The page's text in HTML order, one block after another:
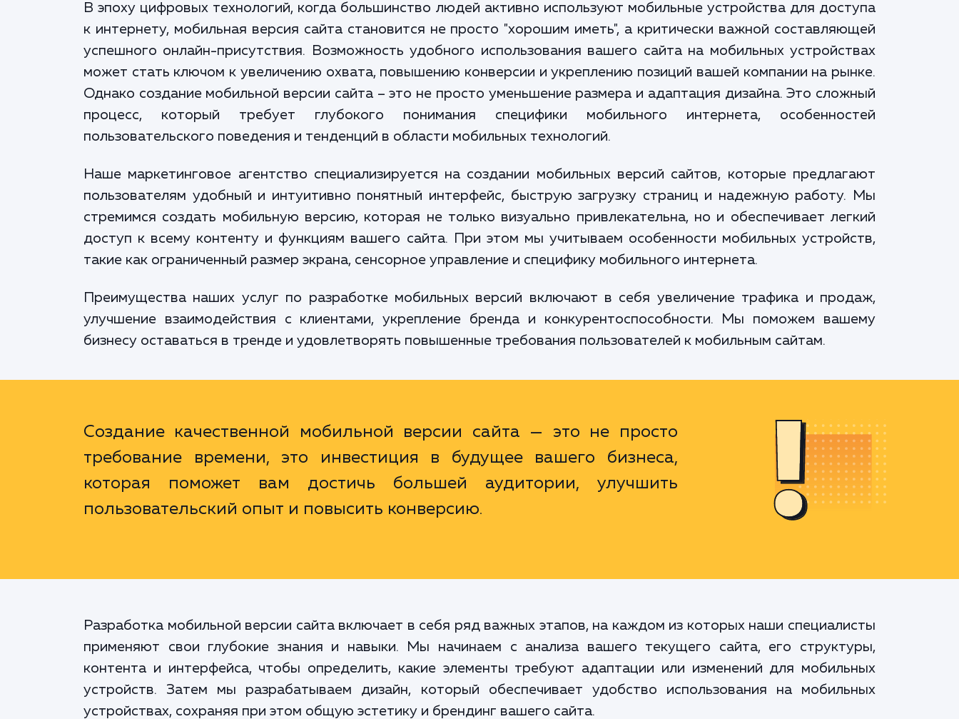
В эпоху цифровых технологий, когда большинство людей активно используют мобильные устройства для доступа
к интернету, мобильная версия сайта становится не просто "хорошим иметь", а критически важной составляющей
успешного онлайн-присутствия. Возможность удобного использования вашего сайта на мобильных устройствах
может стать ключом к увеличению охвата, повышению конверсии и укреплению позиций вашей компании на рынке.
Однако создание мобильной версии сайта – это не просто уменьшение размера и адаптация дизайна. Это сложный
процесс, который требует глубокого понимания специфики мобильного интернета, особенностей
пользовательского поведения и тенденций в области мобильных технологий.
Наше маркетинговое агентство специализируется на создании мобильных версий сайтов, которые предлагают
пользователям удобный и интуитивно понятный интерфейс, быструю загрузку страниц и надежную работу. Мы
стремимся создать мобильную версию, которая не только визуально привлекательна, но и обеспечивает легкий
доступ к всему контенту и функциям вашего сайта. При этом мы учитываем особенности мобильных устройств,
такие как ограниченный размер экрана, сенсорное управление и специфику мобильного интернета.
Преимущества наших услуг по разработке мобильных версий включают в себя увеличение трафика и продаж,
улучшение взаимодействия с клиентами, укрепление бренда и конкурентоспособности. Мы поможем вашему
бизнесу оставаться в тренде и удовлетворять повышенные требования пользователей к мобильным сайтам.
Создание качественной мобильной версии сайта — это не просто
требование времени, это инвестиция в будущее вашего бизнеса,
которая поможет вам достичь большей аудитории, улучшить
пользовательский опыт и повысить конверсию.
Разработка мобильной версии сайта включает в себя ряд важных этапов, на каждом из которых наши специалисты
применяют свои глубокие знания и навыки. Мы начинаем с анализа вашего текущего сайта, его структуры,
контента и интерфейса, чтобы определить, какие элементы требуют адаптации или изменений для мобильных
устройств. Затем мы разрабатываем дизайн, который обеспечивает удобство использования на мобильных
устройствах, сохраняя при этом общую эстетику и брендинг вашего сайта.